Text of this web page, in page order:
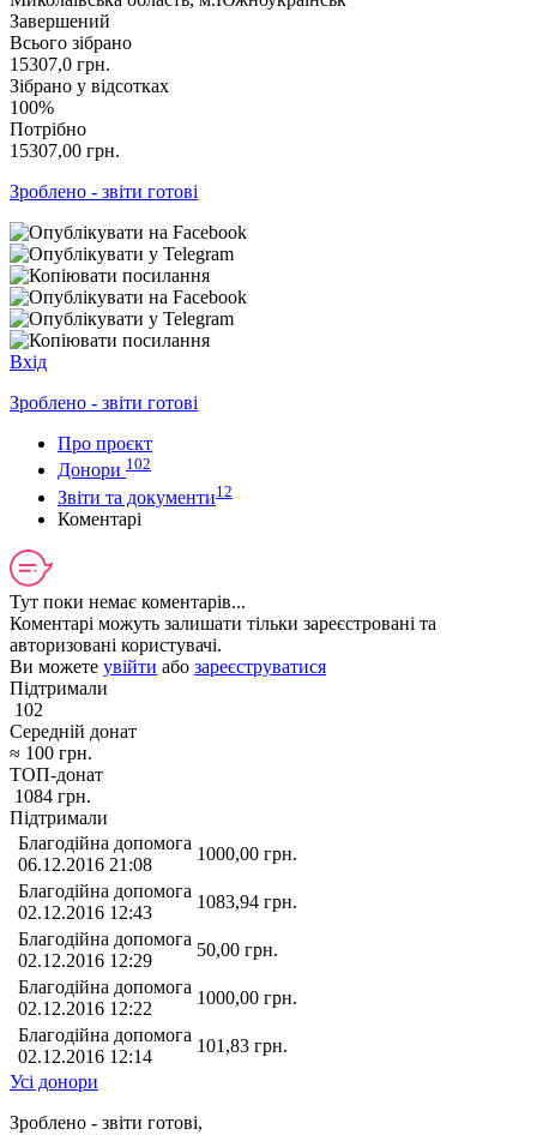
Завершений
Всього зібрано
15307,0 грн.
Зібрано у відсотках
100%
Потрібно
15307,00 грн.
Зроблено - звіти готові
Вхід
Зроблено - звіти готові
Про проєкт
Донори 102
Звіти та документи12
Коментарі
Тут поки немає коментарів...
Коментарі можуть залишати тільки зареєстровані та
авторизовані користувачі.
Ви можете увійти або зареєструватися
Підтримали
102
Середній донат
≈ 100 грн.
ТОП-донат
1084 грн.
Підтримали
Благодійна допомога
06.12.2016 21:08
1000,00 грн.
Благодійна допомога
02.12.2016 12:43
1083,94 грн.
Благодійна допомога
02.12.2016 12:29
50,00 грн.
Благодійна допомога
02.12.2016 12:22
1000,00 грн.
Благодійна допомога
02.12.2016 12:14
101,83 грн.
Усі донори
Зроблено - звіти готові,